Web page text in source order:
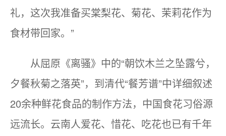
礼，这次我准备买棠梨花、菊花、茉莉花作为
食材带回家。”
从屈原《离骚》中的“朝饮木兰之坠露兮，
夕餐秋菊之落英”，到清代“餐芳谱”中详细叙述
20余种鲜花食品的制作方法，中国食花习俗源
远流长。云南人爱花、惜花、吃花也已有千年